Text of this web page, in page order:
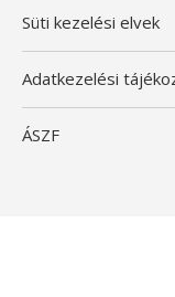
Süti kezelési elvek
Adatkezelési
ÁSZF